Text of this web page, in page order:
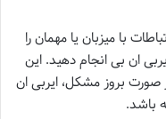
با میزبان یا مهمان را
ان بی انجام دهید. این
صورت بروز مشکل، ایربی ان
باشد.